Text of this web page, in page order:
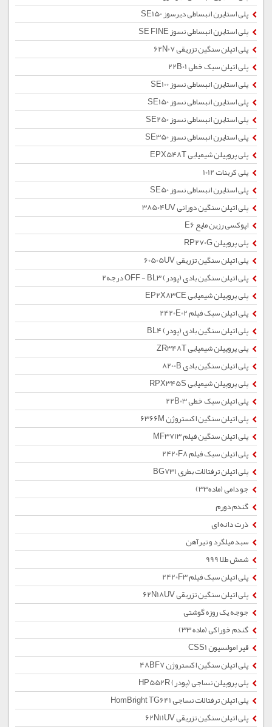
پلی استایرن انبساطی دیرسوز SE150
پلی استایرن انبساطی نسوز SE FINE
پلی اتیلن سنگین تزریقی 62N07
پلی اتیلن سبک خطی 22B01
پلی استایرن انبساطی نسوز SE100
پلی استایرن انبساطی نسوز SE150
پلی استایرن انبساطی نسوز SE250
پلی استایرن انبساطی نسوز SE350
پلی پروپیلن شیمیایی EPX548T
پلی کربنات 1012
پلی استایرن انبساطی نسوز SE50
پلی اتیلن سنگین دورانی 38504UV
اپوکسی رزین مایع E6
پلی پروپیلن RP270G
پلی اتیلن سنگین تزریقی 60505UV
پلی اتیلن سنگین بادی (پودر) OFF - BL3 درجه2
پلی پروپیلن شیمیایی EP2X83CE
پلی اتیلن سبک فیلم 2420E02
پلی اتیلن سنگین بادی (پودر) BL4
پلی پروپیلن شیمیایی ZR348T
پلی اتیلن سنگین بادی 8200B
پلی پروپیلن شیمیایی RPX345S
پلی اتیلن سبک خطی 22B03
پلی اتیلن سنگین اکستروژن 6366M
پلی اتیلن سنگین فیلم MF3713
پلی اتیلن سبک فیلم 2420F8
پلی اتیلن ترفتالات بطری BG731
جو دامی (ماده33)
گندم دورم
ذرت دانه ای
سبد میلگرد و تیرآهن
شمش طلا 999
پلی اتیلن سبک فیلم 2420F3
پلی اتیلن سنگین تزریقی 62N18UV
جوجه یک روزه گوشتی
گندم خوراکی (ماده 33)
قیر امولسیون CSS1
پلی اتیلن سنگین اکستروژن 48BF7
پلی پروپیلن نساجی (پودر) HP552R
پلی اتیلن ترفتالات نساجی HomBright TG641
پلی اتیلن سنگین تزریقی 62N11UV